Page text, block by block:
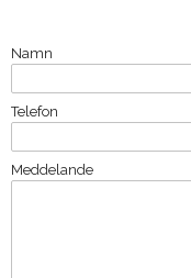
Namn
Telefon
Meddelande